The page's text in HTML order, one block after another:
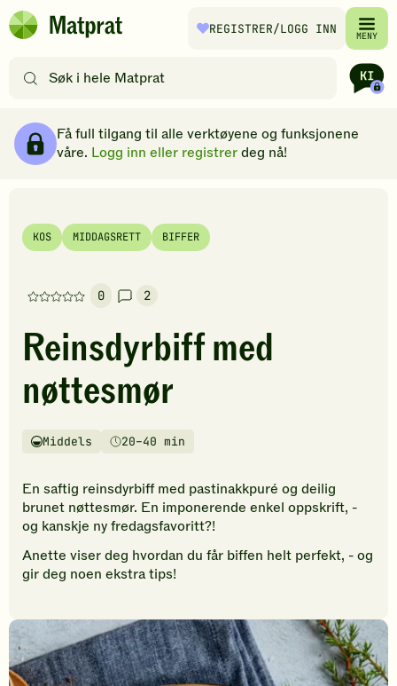
Hopp til hovedinnhold
Matprat
REGISTRER/LOGG INN MENY
etter
filtre
Få full tilgang til alle verktøyene og funksjonene
våre. Logg inn eller registrerdeg nå!
KOS MIDDAGSRETT BIFFER
0
Denne
har
foreløpig
ingen
vurderinger.
den
til
å
vurdere
denne
oppskriften.
2
Reinsdyrbiff med
nøttesmør
Vanskelighetsgrad
Middels
Tilberedningstid20–40 min
En saftig reinsdyrbiff med pastinakkpuré og deilig
brunet nøttesmør. En imponerende enkel oppskrift, -
og kanskje ny fredagsfavoritt?!
Anette viser deg hvordan du får biffen helt perfekt, - og
gir deg noen ekstra tips!